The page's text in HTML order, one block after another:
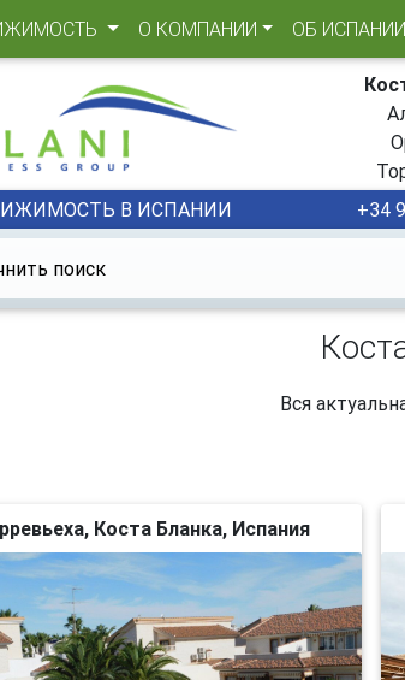
(CURRENT)
О КОМПАНИИ ОБ ИСПАНИИ
В ИСПАНИИ
+34
поиск
Вся
Коста Бланка, Испания